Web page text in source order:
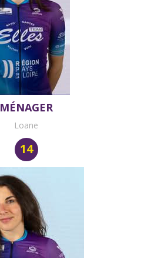
MÉNAGER
Loane
14